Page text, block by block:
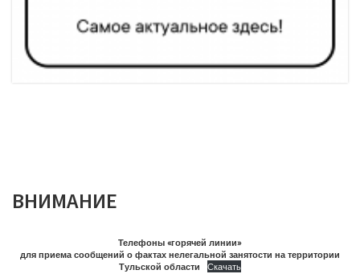
ВНИМАНИЕ
Телефоны «горячей линии»
для приема сообщений о фактах нелегальной занятости на территории
Тульской области
Скачать